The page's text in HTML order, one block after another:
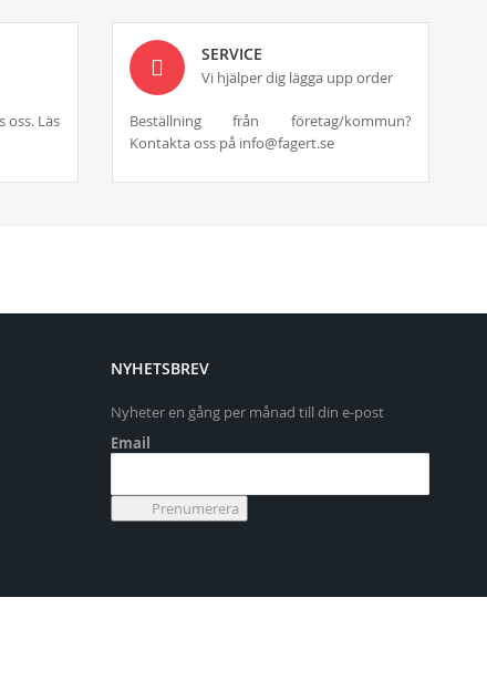
oss. Läs
SERVICE
Vi hjälper dig lägga upp order
Beställning från företag/kommun?
Kontakta oss på info@fagert.se
NYHETSBREV
Nyheter en gång per månad till din e-post
Email